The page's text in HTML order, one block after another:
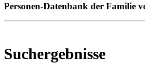
Personen-Datenbank der Familie
Suchergebnisse